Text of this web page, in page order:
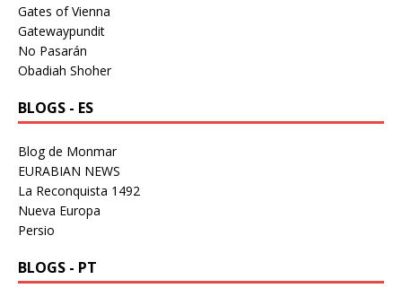
Gates of Vienna
Gatewaypundit
No Pasarán
Obadiah Shoher
BLOGS - ES
Blog de Monmar
EURABIAN NEWS
La Reconquista 1492
Nueva Europa
Persio
BLOGS - PT